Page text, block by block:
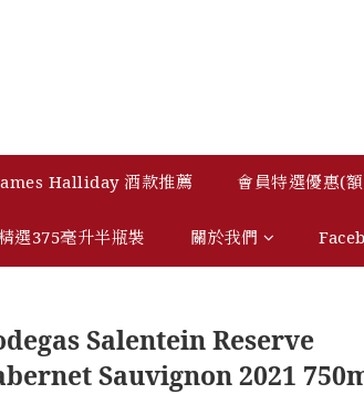
Halliday 酒款推薦 會員特選優惠(
選375毫升半瓶裝 關於我們
Salentein Reserve
Sauvignon 2021